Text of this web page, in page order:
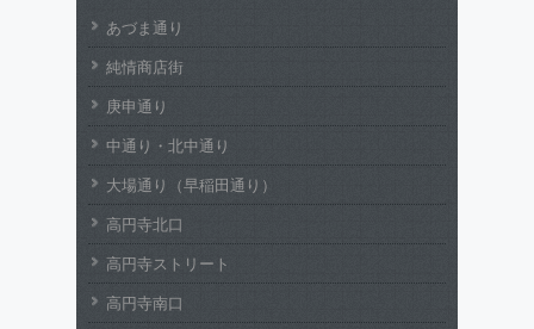
あづま通り
純情商店街
庚申通り
中通り・北中通り
大場通り（早稲田通り）
高円寺北口
高円寺ストリート
高円寺南口